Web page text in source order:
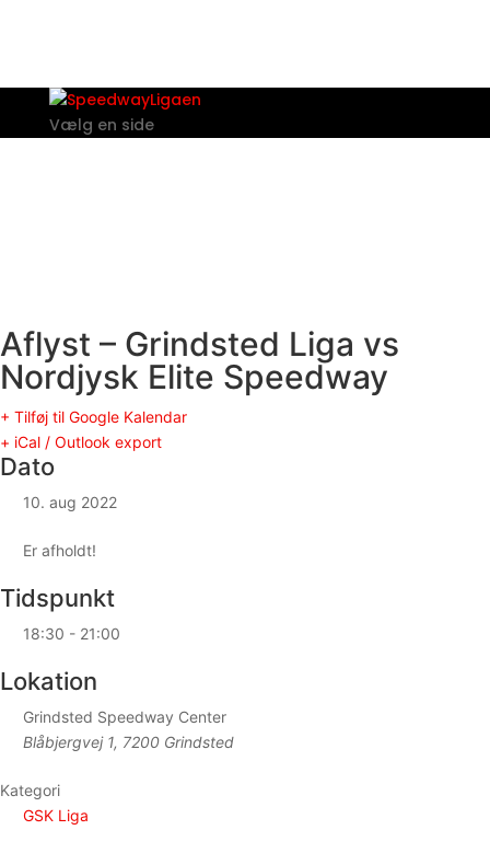
Vælg en side
Aflyst – Grindsted Liga vs
Nordjysk Elite Speedway
+ Tilføj til Google Kalendar
+ iCal / Outlook export
Dato
10. aug 2022
Er afholdt!
Tidspunkt
18:30 - 21:00
Lokation
Grindsted Speedway Center
Blåbjergvej 1, 7200 Grindsted
Kategori
GSK Liga